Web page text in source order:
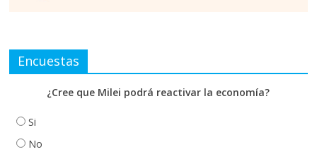
Encuestas
¿Cree que Milei podrá reactivar la economía?
Si
No